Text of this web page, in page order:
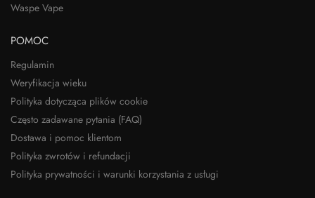
Waspe Vape
POMOC
Regulamin
Weryfikacja wieku
Polityka dotycząca plików cookie
Często zadawane pytania (FAQ)
Dostawa i pomoc klientom
Polityka zwrotów i refundacji
Polityka prywatności i warunki korzystania z usługi